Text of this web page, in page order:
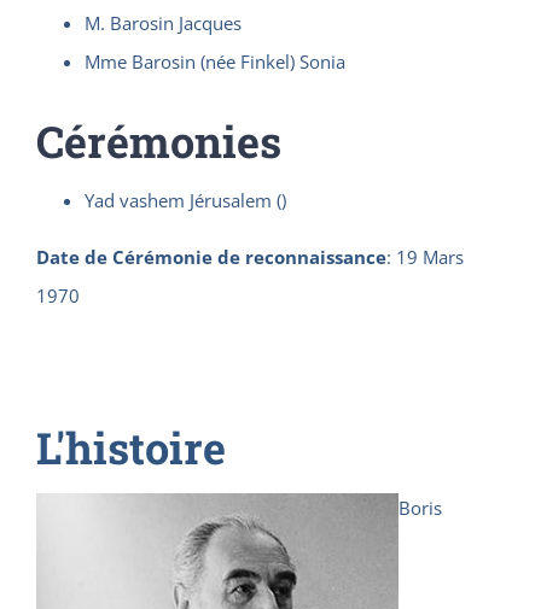
M. Barosin Jacques
Mme Barosin (née Finkel) Sonia
Cérémonies
Yad vashem Jérusalem ()
Date de Cérémonie de reconnaissance: 19 Mars
1970
L'histoire
Boris